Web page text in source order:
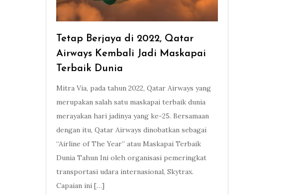
Tetap Berjaya di 2022, Qatar
Airways Kembali Jadi Maskapai
Terbaik Dunia
Mitra Via, pada tahun 2022, Qatar Airways yang
merupakan salah satu maskapai terbaik dunia
merayakan hari jadinya yang ke-25. Bersamaan
dengan itu, Qatar Airways dinobatkan sebagai
“Airline of The Year” atau Maskapai Terbaik
Dunia Tahun Ini oleh organisasi pemeringkat
transportasi udara internasional, Skytrax.
Capaian ini […]